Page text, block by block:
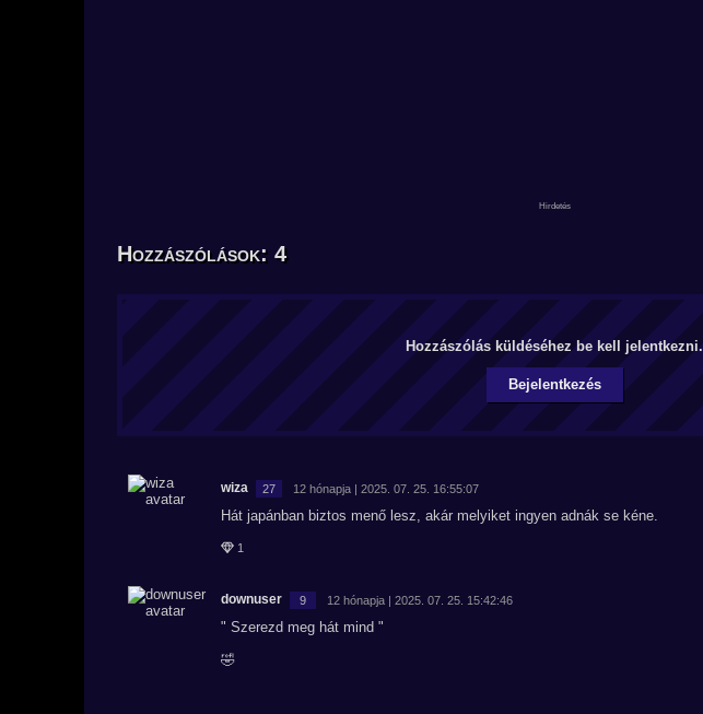
Hozzászólások: 4
Hozzászólás küldéséhez be kell jelentkezni.
Bejelentkezés
wiza 27 12 hónapja | 2025. 07. 25. 16:55:07
Hát japánban biztos menő lesz, akár melyiket ingyen adnák se kéne.
1
downuser 9 12 hónapja | 2025. 07. 25. 15:42:46
" Szerezd meg hát mind "
🤣